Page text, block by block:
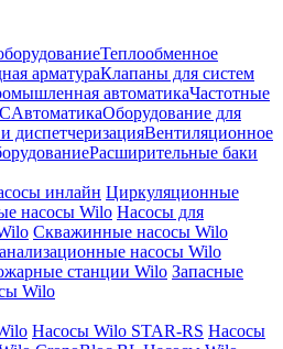
Теплообменное
арматураКлапаны для систем
автоматикаЧастотные
АвтоматикаОборудование для
диспетчеризацияВентиляционное
Расширительные баки
инлайн Циркуляционные
насосы Wilo Насосы для
Скважинные насосы Wilo
насосы Wilo
станции Wilo Запасные
Wilo
Насосы Wilo STAR-RS Насосы